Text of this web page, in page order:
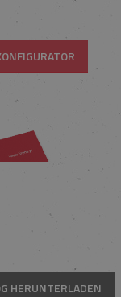
HERUNTERLADEN